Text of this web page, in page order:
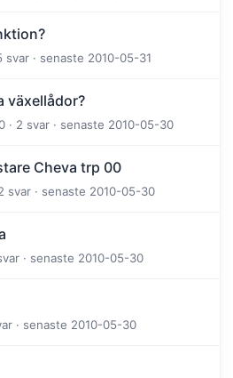
svar · senaste 2010-05-31
växellådor?
· 2 svar · senaste 2010-05-30
Cheva trp 00
svar · senaste 2010-05-30
· senaste 2010-05-30
· senaste 2010-05-30